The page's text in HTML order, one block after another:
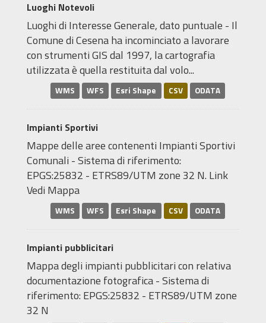
Luoghi Notevoli
Luoghi di Interesse Generale, dato puntuale - Il
Comune di Cesena ha incominciato a lavorare
con strumenti GIS dal 1997, la cartografia
utilizzata è quella restituita dal volo...
WMS WFS Esri Shape CSV ODATA
Impianti Sportivi
Mappe delle aree contenenti Impianti Sportivi
Comunali - Sistema di riferimento:
EPGS:25832 - ETRS89/UTM zone 32 N. Link
Vedi Mappa
WMS WFS Esri Shape CSV ODATA
Impianti pubblicitari
Mappa degli impianti pubblicitari con relativa
documentazione fotografica - Sistema di
riferimento: EPGS:25832 - ETRS89/UTM zone
32 N